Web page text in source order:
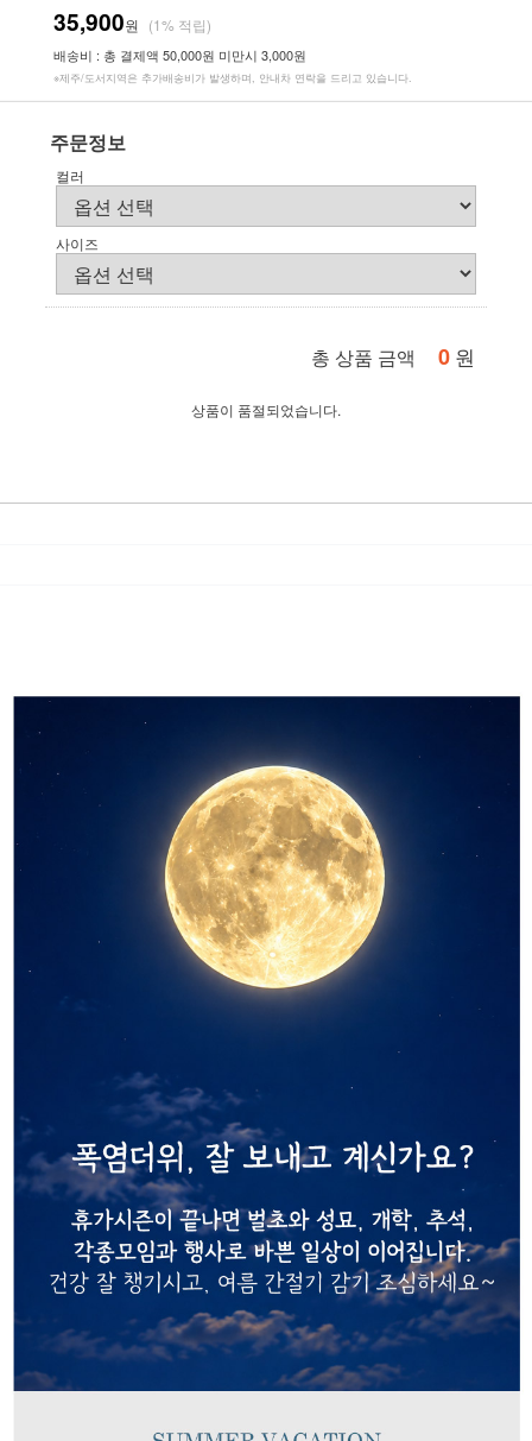
35,900원 (1% 적립)
배송비 : 총 결제액 50,000원 미만시 3,000원
※제주/도서지역은 추가배송비가 발생하며, 안내차 연락을 드리고 있습니다.
주문정보
컬러
사이즈
총 상품 금액 0 원
상품이 품절되었습니다.